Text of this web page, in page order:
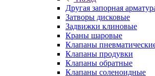
Другая запорная
Затворы дисковые
Задвижки клиновые
Краны шаровые
Клапаны
Клапаны продувки
Клапаны обратные
Клапаны соленоидные